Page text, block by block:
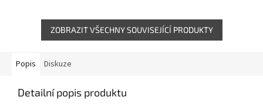
ZOBRAZIT VŠECHNY SOUVISEJÍCÍ PRODUKTY
Popis Diskuze
Detailní popis produktu